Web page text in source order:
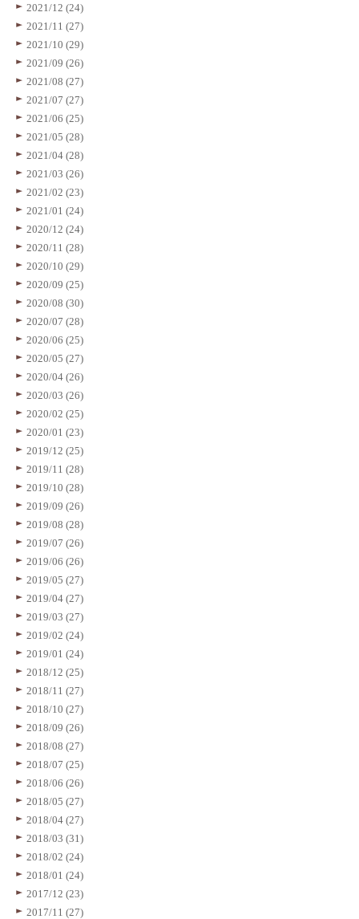
2021/12 (24)
2021/11 (27)
2021/10 (29)
2021/09 (26)
2021/08 (27)
2021/07 (27)
2021/06 (25)
2021/05 (28)
2021/04 (28)
2021/03 (26)
2021/02 (23)
2021/01 (24)
2020/12 (24)
2020/11 (28)
2020/10 (29)
2020/09 (25)
2020/08 (30)
2020/07 (28)
2020/06 (25)
2020/05 (27)
2020/04 (26)
2020/03 (26)
2020/02 (25)
2020/01 (23)
2019/12 (25)
2019/11 (28)
2019/10 (28)
2019/09 (26)
2019/08 (28)
2019/07 (26)
2019/06 (26)
2019/05 (27)
2019/04 (27)
2019/03 (27)
2019/02 (24)
2019/01 (24)
2018/12 (25)
2018/11 (27)
2018/10 (27)
2018/09 (26)
2018/08 (27)
2018/07 (25)
2018/06 (26)
2018/05 (27)
2018/04 (27)
2018/03 (31)
2018/02 (24)
2018/01 (24)
2017/12 (23)
2017/11 (27)